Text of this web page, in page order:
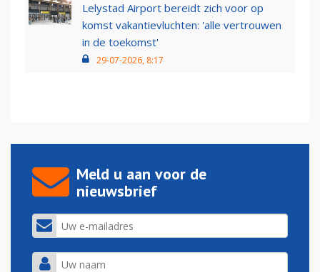
Lelystad Airport bereidt zich voor op
komst vakantievluchten: 'alle vertrouwen
in de toekomst'
29-07-2026, 8:17
Meld u aan voor de
nieuwsbrief